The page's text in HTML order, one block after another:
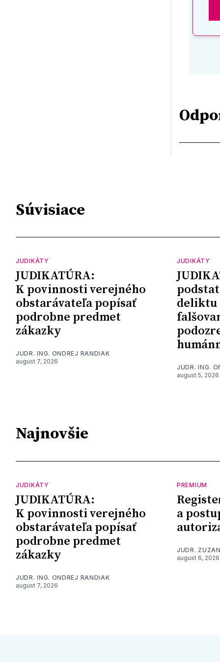
Súvisiace
JUDIKÁTY
JUDIKATÚRA:
K povinnosti verejného
obstarávateľa popísať
podrobne predmet
zákazky
JUDR. ING. ONDREJ RANDIAK
august 7, 2026
JUDIKÁTY
deliktu
JUDR. ING.
august 5, 2026
Najnovšie
JUDIKÁTY
JUDIKATÚRA:
K povinnosti verejného
obstarávateľa popísať
podrobne predmet
zákazky
JUDR. ING. ONDREJ RANDIAK
august 7, 2026
PREMIUM
a
JUDR.
august 6, 2026